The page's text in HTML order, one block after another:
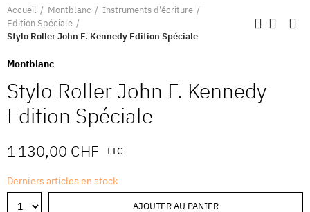
Accueil Montblanc
Instruments d'écriture
Edition Spéciale
Stylo Roller John F. Kennedy Edition Spéciale
Montblanc
Stylo Roller John F. Kennedy
Edition Spéciale
1 130,00 CHF TTC
Derniers articles en stock
AJOUTER AU PANIER